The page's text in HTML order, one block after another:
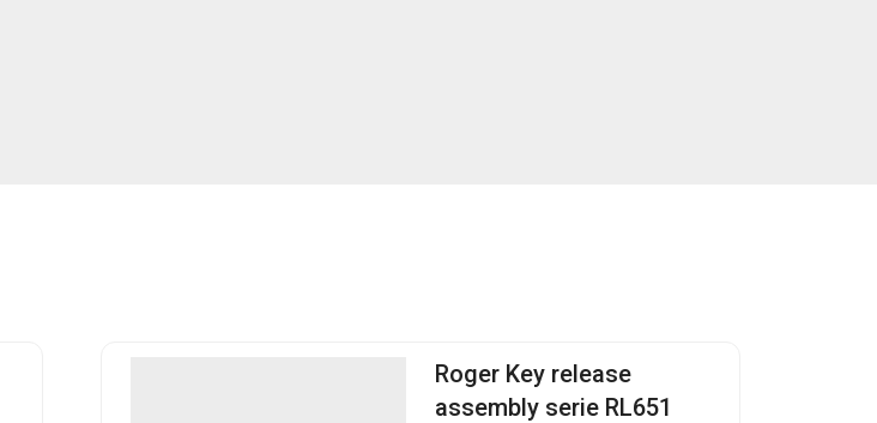
Roger Key release
assembly serie RL651